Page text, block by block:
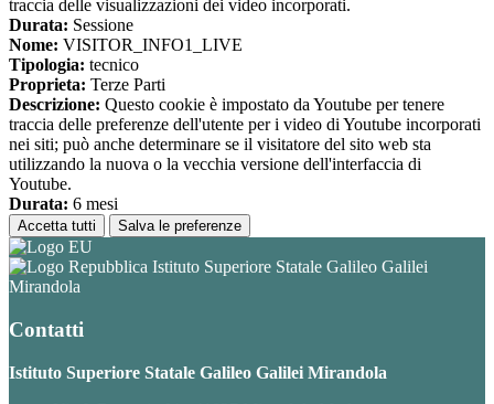
traccia delle visualizzazioni dei video incorporati.
Durata: Sessione
Nome: VISITOR_INFO1_LIVE
Tipologia: tecnico
Proprieta: Terze Parti
Descrizione: Questo cookie è impostato da Youtube per tenere
traccia delle preferenze dell'utente per i video di Youtube incorporati
nei siti; può anche determinare se il visitatore del sito web sta
utilizzando la nuova o la vecchia versione dell'interfaccia di
Youtube.
Durata: 6 mesi
Accetta tutti Salva le preferenze
Istituto Superiore Statale Galileo Galilei
Mirandola
Contatti
Istituto Superiore Statale Galileo Galilei Mirandola